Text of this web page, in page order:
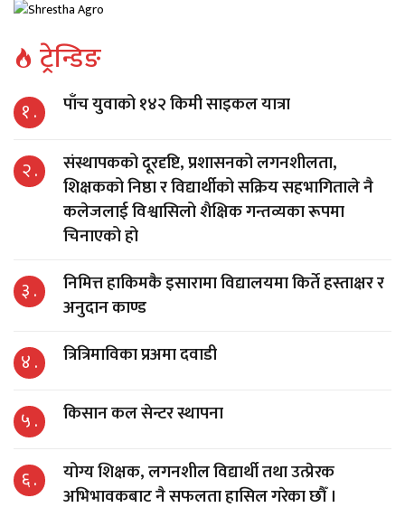
ट्रेन्डिङ
१ . पाँच युवाको १४२ किमी साइकल यात्रा
२ .
संस्थापकको दूरदृष्टि, प्रशासनको लगनशीलता,
शिक्षकको निष्ठा र विद्यार्थीको सक्रिय सहभागिताले नै
कलेजलाई विश्वासिलो शैक्षिक गन्तव्यका रूपमा
चिनाएको हो
३ .
निमित्त हाकिमकै इसारामा विद्यालयमा किर्ते हस्ताक्षर र
अनुदान काण्ड
४ . त्रित्रिमाविका प्रअमा दवाडी
५ . किसान कल सेन्टर स्थापना
६ .
योग्य शिक्षक, लगनशील विद्यार्थी तथा उत्प्रेरक
अभिभावकबाट नै सफलता हासिल गरेका छौँ ।